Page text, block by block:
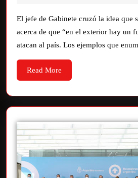
El jefe de Gabinete cruzó la idea que
acerca de que “en el exterior hay un
atacan al país. Los ejemplos que
Read More